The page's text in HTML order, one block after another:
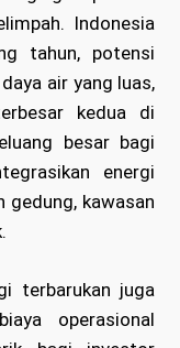
Indonesia
tahun, potensi
air yang luas,
kedua di
besar bagi
energi
gedung, kawasan
terbarukan juga
operasional